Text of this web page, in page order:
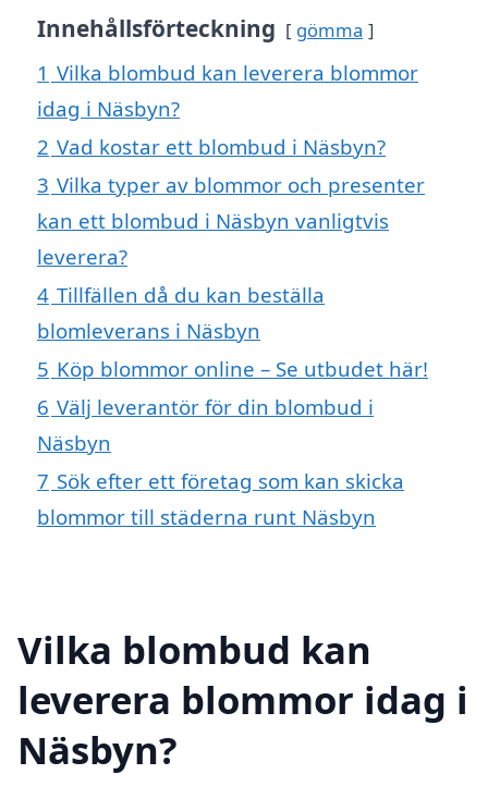
Innehållsförteckning gömma
1 Vilka blombud kan leverera blommor
idag i Näsbyn?
2 Vad kostar ett blombud i Näsbyn?
3 Vilka typer av blommor och presenter
kan ett blombud i Näsbyn vanligtvis
leverera?
4 Tillfällen då du kan beställa
blomleverans i Näsbyn
5 Köp blommor online – Se utbudet här!
6 Välj leverantör för din blombud i
Näsbyn
7 Sök efter ett företag som kan skicka
blommor till städerna runt Näsbyn
Vilka blombud kan
leverera blommor idag i
Näsbyn?